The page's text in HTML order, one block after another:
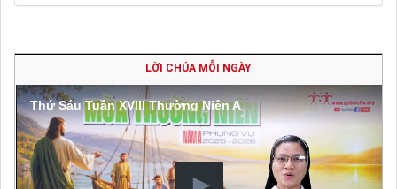
LỜI CHÚA MỖI NGÀY
Thứ Sáu Tuần XVIII Thường Niên A